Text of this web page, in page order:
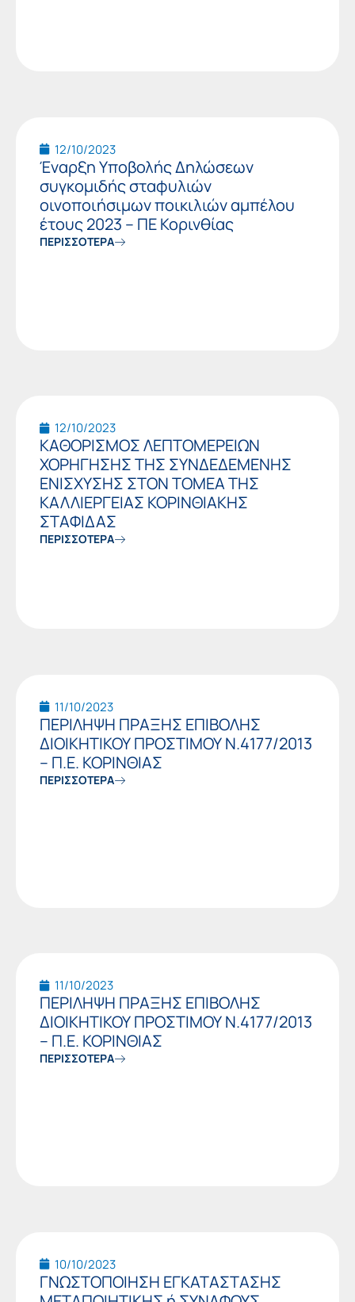
12/10/2023
Έναρξη Υποβολής Δηλώσεων
συγκομιδής σταφυλιών
οινοποιήσιμων ποικιλιών αμπέλου
έτους 2023 – ΠΕ Κορινθίας
ΠΕΡΙΣΣΟΤΕΡΑ
12/10/2023
ΚΑΘΟΡΙΣΜΟΣ ΛΕΠΤΟΜΕΡΕΙΩΝ
ΧΟΡΗΓΗΣΗΣ ΤΗΣ ΣΥΝΔΕΔΕΜΕΝΗΣ
ΕΝΙΣΧΥΣΗΣ ΣΤΟΝ ΤΟΜΕΑ ΤΗΣ
ΚΑΛΛΙΕΡΓΕΙΑΣ ΚΟΡΙΝΘΙΑΚΗΣ
ΣΤΑΦΙΔΑΣ
ΠΕΡΙΣΣΟΤΕΡΑ
11/10/2023
ΠΕΡΙΛΗΨΗ ΠΡΑΞΗΣ ΕΠΙΒΟΛΗΣ
ΔΙΟΙΚΗΤΙΚΟΥ ΠΡΟΣΤΙΜΟΥ Ν.4177/2013
– Π.Ε. ΚΟΡΙΝΘΙΑΣ
ΠΕΡΙΣΣΟΤΕΡΑ
11/10/2023
ΠΕΡΙΛΗΨΗ ΠΡΑΞΗΣ ΕΠΙΒΟΛΗΣ
ΔΙΟΙΚΗΤΙΚΟΥ ΠΡΟΣΤΙΜΟΥ Ν.4177/2013
– Π.Ε. ΚΟΡΙΝΘΙΑΣ
ΠΕΡΙΣΣΟΤΕΡΑ
10/10/2023
ΓΝΩΣΤΟΠΟΙΗΣΗ ΕΓΚΑΤΑΣΤΑΣΗΣ